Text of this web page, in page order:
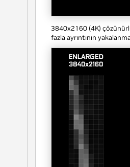
3840x2160 (4K)
fazla ayrıntının